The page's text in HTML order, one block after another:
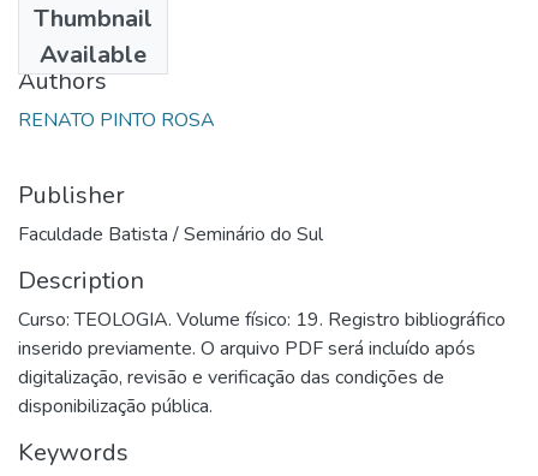
Thumbnail
Available
1997
Authors
RENATO PINTO ROSA
Publisher
Faculdade Batista / Seminário do Sul
Description
Curso: TEOLOGIA. Volume físico: 19. Registro bibliográfico
inserido previamente. O arquivo PDF será incluído após
digitalização, revisão e verificação das condições de
disponibilização pública.
Keywords